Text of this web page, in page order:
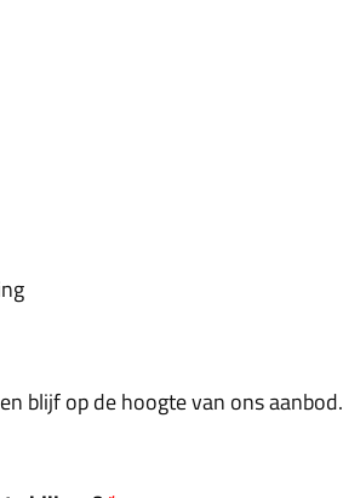
blijf op de hoogte van ons aanbod.